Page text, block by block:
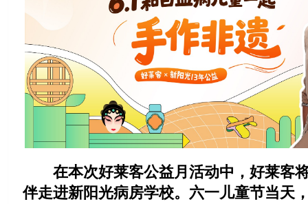
在本次好莱客公益月活动中，好莱客
伴走进新阳光病房学校。 六一儿童节当天